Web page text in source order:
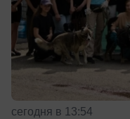
сегодня в 13:54